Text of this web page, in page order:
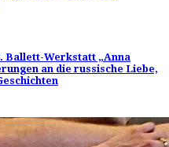
Ballett-Werkstatt „Anna
an die russische Liebe,